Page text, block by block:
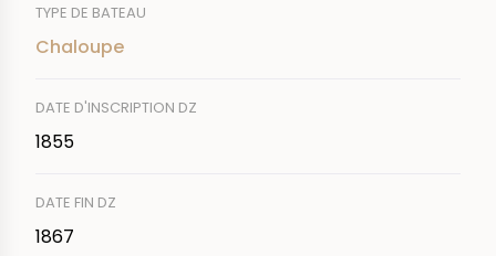
TYPE DE BATEAU
Chaloupe
DATE D'INSCRIPTION DZ
1855
DATE FIN DZ
1867